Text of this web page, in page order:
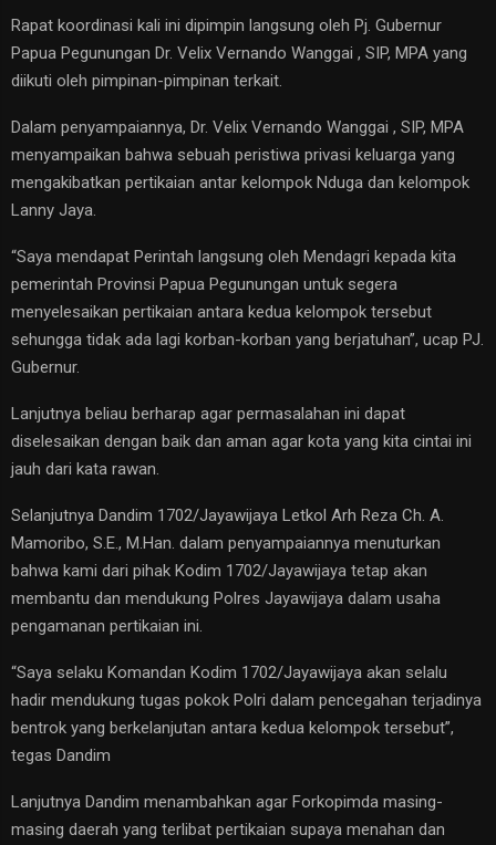
Rapat koordinasi kali ini dipimpin langsung oleh Pj. Gubernur
Papua Pegunungan Dr. Velix Vernando Wanggai , SIP, MPA yang
diikuti oleh pimpinan-pimpinan terkait.
Dalam penyampaiannya, Dr. Velix Vernando Wanggai , SIP, MPA
menyampaikan bahwa sebuah peristiwa privasi keluarga yang
mengakibatkan pertikaian antar kelompok Nduga dan kelompok
Lanny Jaya.
“Saya mendapat Perintah langsung oleh Mendagri kepada kita
pemerintah Provinsi Papua Pegunungan untuk segera
menyelesaikan pertikaian antara kedua kelompok tersebut
sehungga tidak ada lagi korban-korban yang berjatuhan”, ucap PJ.
Gubernur.
Lanjutnya beliau berharap agar permasalahan ini dapat
diselesaikan dengan baik dan aman agar kota yang kita cintai ini
jauh dari kata rawan.
Selanjutnya Dandim 1702/Jayawijaya Letkol Arh Reza Ch. A.
Mamoribo, S.E., M.Han. dalam penyampaiannya menuturkan
bahwa kami dari pihak Kodim 1702/Jayawijaya tetap akan
membantu dan mendukung Polres Jayawijaya dalam usaha
pengamanan pertikaian ini.
“Saya selaku Komandan Kodim 1702/Jayawijaya akan selalu
hadir mendukung tugas pokok Polri dalam pencegahan terjadinya
bentrok yang berkelanjutan antara kedua kelompok tersebut”,
tegas Dandim
Lanjutnya Dandim menambahkan agar Forkopimda masing-
masing daerah yang terlibat pertikaian supaya menahan dan